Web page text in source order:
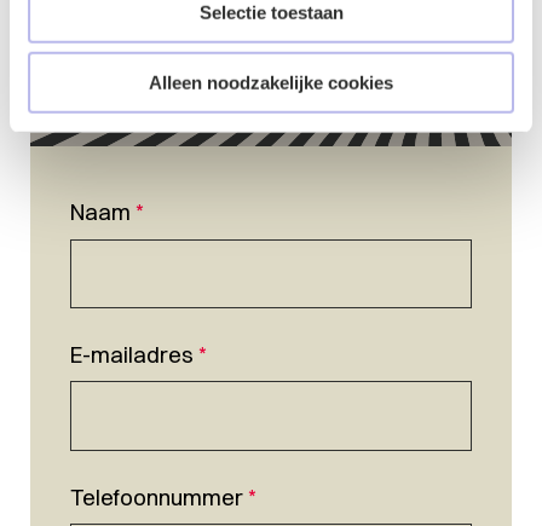
Selectie toestaan
Alleen noodzakelijke cookies
Naam *
E-mailadres *
Telefoonnummer*